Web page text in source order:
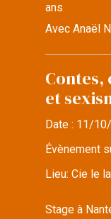
ans
Avec Anaël
Contes,
et
Date : 11/
Évènement
Lieu:Cie le
Stage à